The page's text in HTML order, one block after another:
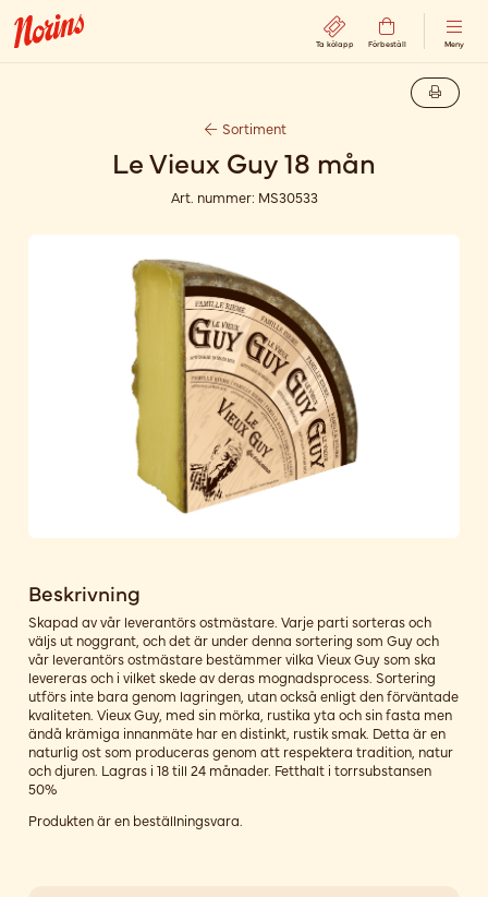
Ta kölapp Förbeställ Meny
Sortiment
Le Vieux Guy 18 mån
Art. nummer: MS30533
Beskrivning
Skapad av vår leverantörs ostmästare. Varje parti sorteras och
väljs ut noggrant, och det är under denna sortering som Guy och
vår leverantörs ostmästare bestämmer vilka Vieux Guy som ska
levereras och i vilket skede av deras mognadsprocess. Sortering
utförs inte bara genom lagringen, utan också enligt den förväntade
kvaliteten. Vieux Guy, med sin mörka, rustika yta och sin fasta men
ändå krämiga innanmäte har en distinkt, rustik smak. Detta är en
naturlig ost som produceras genom att respektera tradition, natur
och djuren. Lagras i 18 till 24 månader. Fetthalt i torrsubstansen
50%
Produkten är en beställningsvara.